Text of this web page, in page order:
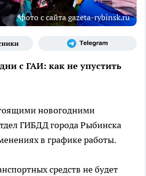
фото с сайта gazeta-rybinsk.ru
с ГАИ: как не упустить
новогодними
ГИБДД города Рыбинска
в графике работы.
средств не будет